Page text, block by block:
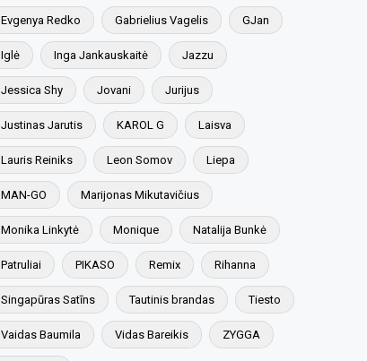
Evgenya Redko Gabrielius Vagelis GJan
Iglė Inga Jankauskaitė Jazzu
Jessica Shy Jovani Jurijus
Justinas Jarutis KAROL G Laisva
Lauris Reiniks Leon Somov Liepa
MAN-GO Marijonas Mikutavičius
Monika Linkytė Monique Natalija Bunkė
Patruliai PIKASO Remix Rihanna
Singapūras Satīns Tautinis brandas Tiesto
Vaidas Baumila Vidas Bareikis ZYGGA